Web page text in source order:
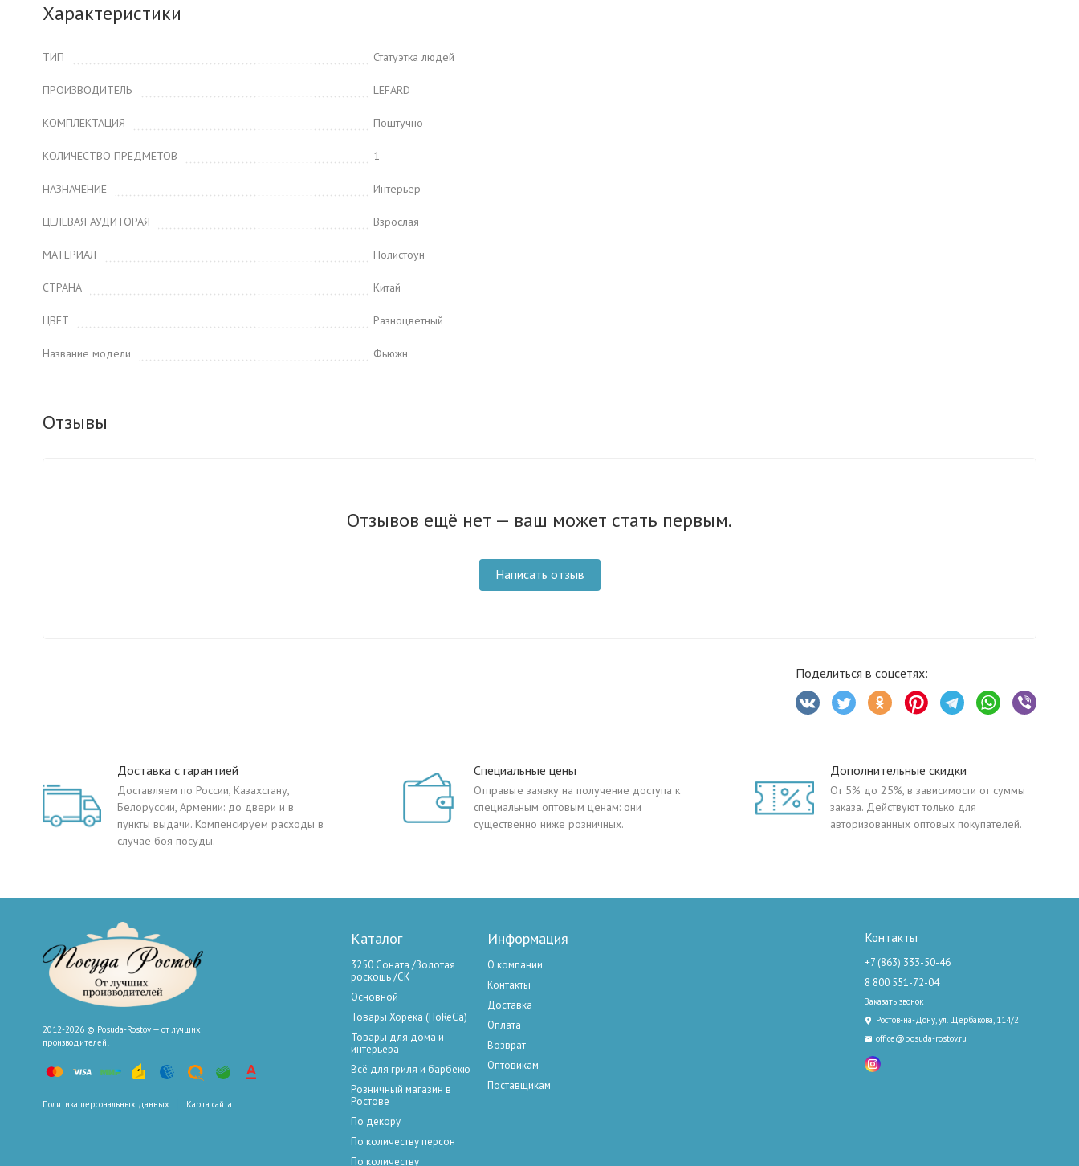
Характеристики
ТИП Статуэтка людей
ПРОИЗВОДИТЕЛЬ LEFARD
КОМПЛЕКТАЦИЯ Поштучно
КОЛИЧЕСТВО ПРЕДМЕТОВ 1
НАЗНАЧЕНИЕ Интерьер
ЦЕЛЕВАЯ АУДИТОРАЯ Взрослая
МАТЕРИАЛ Полистоун
СТРАНА Китай
ЦВЕТ Разноцветный
Название модели Фьюжн
Отзывы
Отзывов ещё нет — ваш может стать первым.
Написать отзыв
Поделиться в соцсетях:
Доставка с гарантией
Доставляем по России, Казахстану,
Белоруссии, Армении: до двери и в
пункты выдачи. Компенсируем расходы в
случае боя посуды.
Специальные цены
Отправьте заявку на получение доступа к
специальным оптовым ценам: они
существенно ниже розничных.
Дополнительные скидки
От 5% до 25%, в зависимости от суммы
заказа. Действуют только для
авторизованных оптовых покупателей.
2012-2026 © Posuda-Rostov — от лучших
производителей!
Политика персональных данных Карта сайта
Каталог
3250 Соната /Золотая
роскошь /СК
Основной
Товары Хорека (HoReCa)
Товары для дома и
интерьера
Всё для гриля и барбекю
Розничный магазин в
Ростове
По декору
По количеству персон
По количеству
Информация
О компании
Контакты
Доставка
Оплата
Возврат
Оптовикам
Поставщикам
Контакты
+7 (863) 333-50-46
8 800 551-72-04
Заказать звонок
Ростов-на-Дону, ул. Щербакова, 114/2
office@posuda-rostov.ru